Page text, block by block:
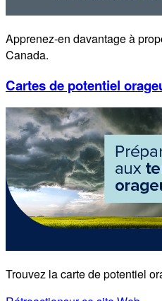
Apprenez-en davantage à
Canada.
Cartes de potentiel
Trouvez la carte de potentiel